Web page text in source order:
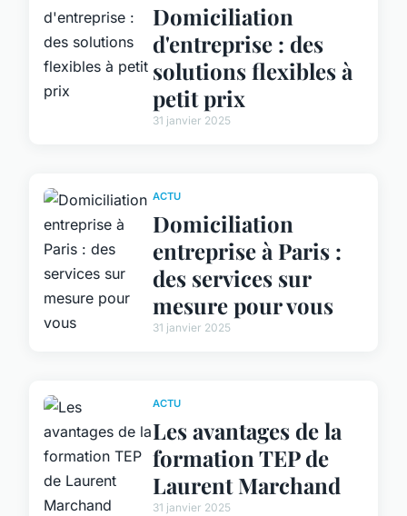
Domiciliation
d'entreprise : des
solutions flexibles à
petit prix
31 janvier 2025
ACTU
Domiciliation
entreprise à Paris :
des services sur
mesure pour vous
31 janvier 2025
ACTU
Les avantages de la
formation TEP de
Laurent Marchand
31 janvier 2025